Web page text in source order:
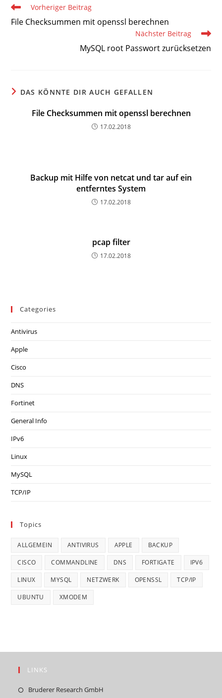
Weitere
Artikel
ansehen
Vorheriger Beitrag
File Checksummen mit openssl berechnen
Nächster Beitrag
MySQL root Passwort zurücksetzen
DAS KÖNNTE DIR AUCH GEFALLEN
File Checksummen mit openssl berechnen
17.02.2018
Backup mit Hilfe von netcat und tar auf ein
entferntes System
17.02.2018
pcap filter
17.02.2018
Categories
Antivirus
Apple
Cisco
DNS
Fortinet
General Info
IPv6
Linux
MySQL
TCP/IP
Topics
ALLGEMEIN ANTIVIRUS APPLE BACKUP
CISCO COMMANDLINE DNS FORTIGATE IPV6
LINUX MYSQL NETZWERK OPENSSL TCP/IP
UBUNTU XMODEM
LINKS
Bruderer Research GmbH